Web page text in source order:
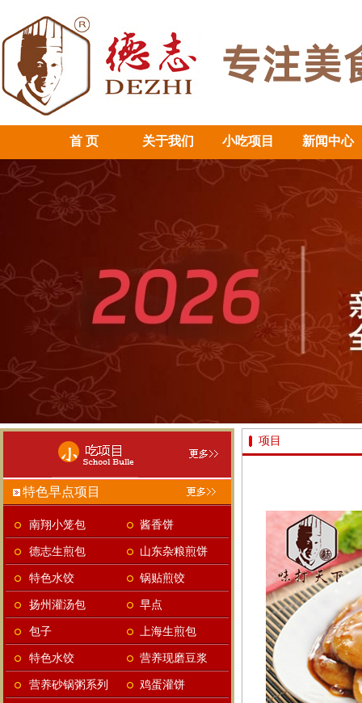
首 页 关于我们 小吃项目 新闻中心
特色早点项目
南翔小笼包 酱香饼
德志生煎包 山东杂粮煎饼
特色水饺 锅贴煎饺
扬州灌汤包 早点
包子 上海生煎包
特色水饺 营养现磨豆浆
营养砂锅粥系列 鸡蛋灌饼
项目